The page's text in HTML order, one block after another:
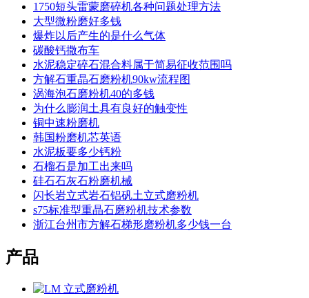
1750短头雷蒙磨碎机各种问题处理方法
大型微粉磨好多钱
爆炸以后产生的是什么气体
碳酸钙撒布车
水泥稳定碎石混合料属于简易征收范围吗
方解石重晶石磨粉机90kw流程图
涡海泡石磨粉机40的多钱
为什么膨润土具有良好的触变性
铜中速粉磨机
韩国粉磨机芯英语
水泥板要多少钙粉
石榴石是加工出来吗
硅石石灰石粉磨机械
闪长岩立式岩石铝矾土立式磨粉机
s75标准型重晶石磨粉机技术参数
浙江台州市方解石梯形磨粉机多少钱一台
产品